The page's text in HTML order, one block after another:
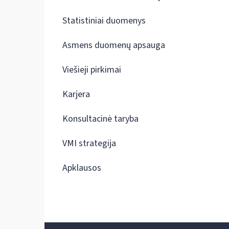
Statistiniai duomenys
Asmens duomenų apsauga
Viešieji pirkimai
Karjera
Konsultacinė taryba
VMI strategija
Apklausos